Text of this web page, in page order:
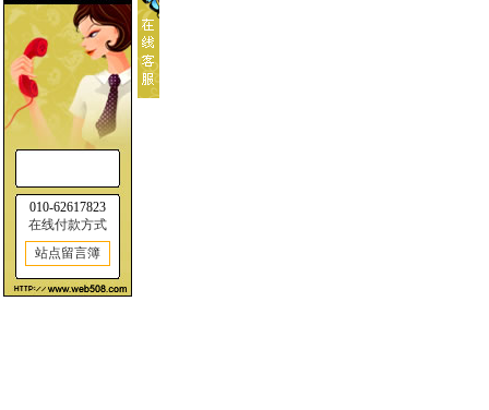
010-62617823
在线付款方式
站点留言簿